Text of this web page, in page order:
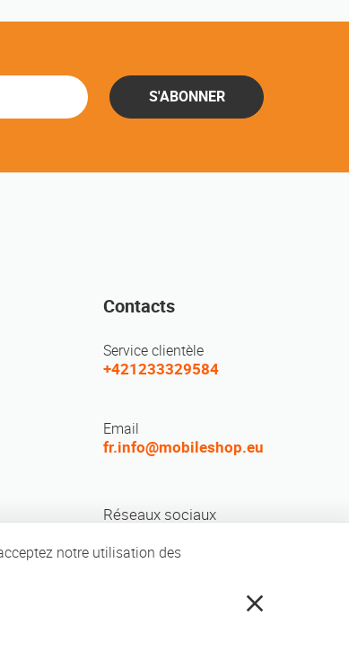
S'ABONNER
Contacts
Service clientèle
+421233329584
Email
fr.info@mobileshop.eu
Réseaux sociaux
notre utilisation des